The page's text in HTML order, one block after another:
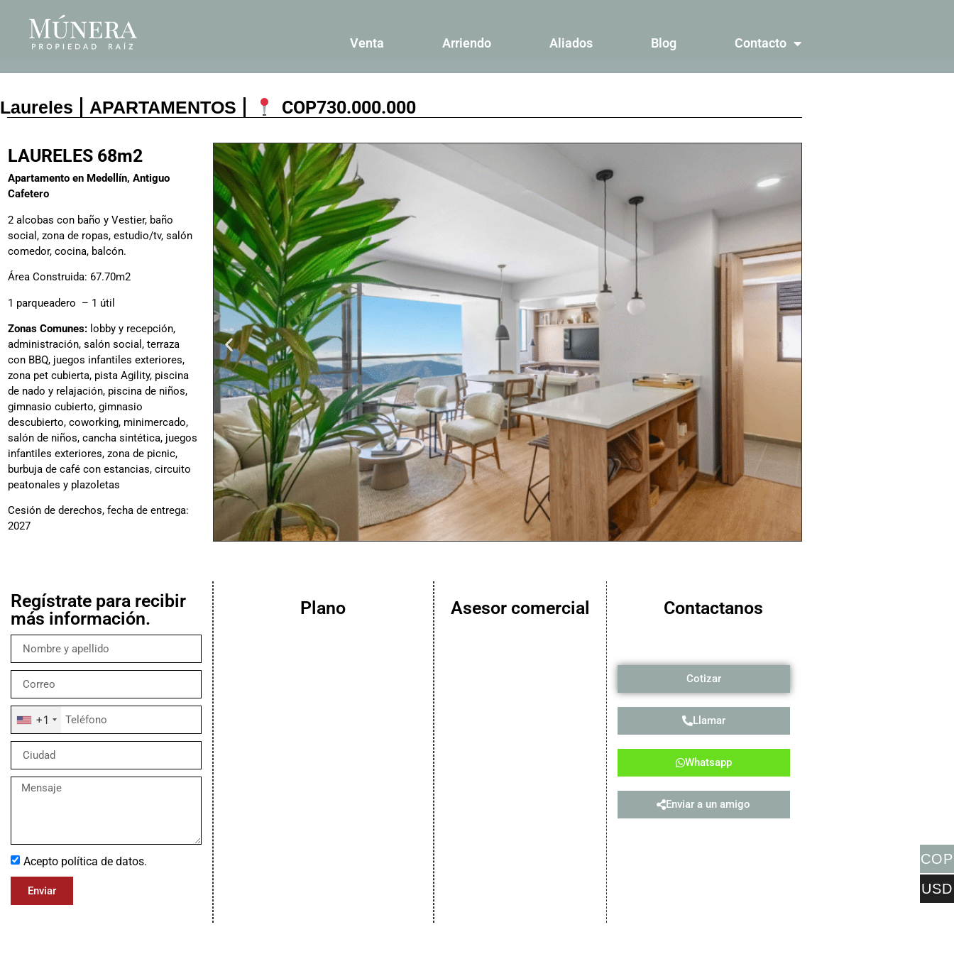
Venta Arriendo Aliados Blog Contacto
Laureles APARTAMENTOS COP730.000.000
LAURELES 68m2
Apartamento en Medellín, Antiguo
Cafetero
2 alcobas con baño y Vestier, baño
social, zona de ropas, estudio/tv, salón
comedor, cocina, balcón.
Área Construida: 67.70m2
1 parqueadero – 1 útil
Zonas Comunes: lobby y recepción,
administración, salón social, terraza
con BBQ, juegos infantiles exteriores,
zona pet cubierta, pista Agility, piscina
de nado y relajación, piscina de niños,
gimnasio cubierto, gimnasio
descubierto, coworking, minimercado,
salón de niños, cancha sintética, juegos
infantiles exteriores, zona de picnic,
burbuja de café con estancias, circuito
peatonales y plazoletas
Cesión de derechos, fecha de entrega:
2027
Regístrate para recibir
más información.
+1
Acepto política de datos.
Enviar
Plano Asesor comercial Contactanos
Cotizar
Llamar
Whatsapp
Enviar a un amigo
COP
USD